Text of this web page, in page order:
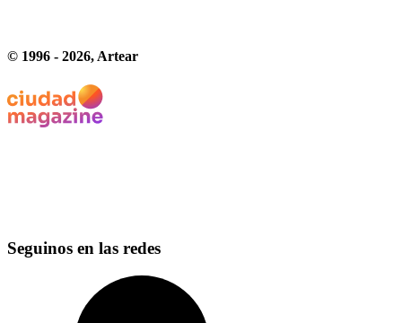
© 1996 - 2026, Artear
Seguinos en las redes